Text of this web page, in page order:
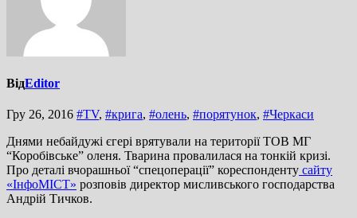
ВідEditor
Гру 26, 2016 #TV, #крига, #олень, #порятунок, #Черкаси
Днями небайдужі єгері врятували на території ТОВ МГ
“Коробівське” оленя. Тварина провалилася на тонкій кризі.
Про деталі вчорашньої “спецоперації” кореспонденту сайту
«ІнфоМІСТ» розповів директор мисливського господарства
Андрій Тичков.